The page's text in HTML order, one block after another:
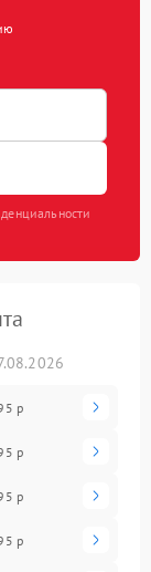
р
р
р
р